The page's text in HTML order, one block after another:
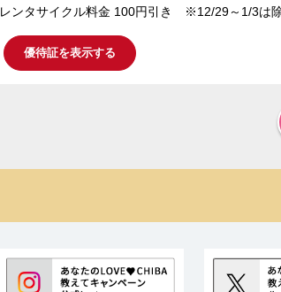
レンタサイクル料金 100円引き ※12/29～1/3は
優待証を表示する